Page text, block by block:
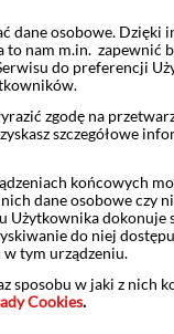
w PLN:
Powiązany
15-miesięczny
w Terminie
dane osobowe.
to nam m.in. zapewnić
do preferencji
zgodę na
szczegółowe
końcowych
dane osobowe czy
dokonuje
do niej
tym urządzeniu.
w jaki z nich
Cookies.